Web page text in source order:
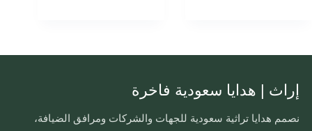
إراث | هدايا سعودية فاخرة
نصمم هدايا تراثية سعودية للجهات والشركات ومرافق الضيافة،